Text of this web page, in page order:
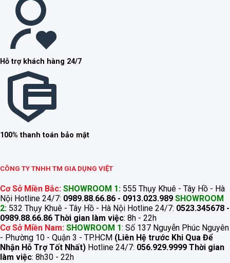
Hỗ trợ khách hàng 24/7
100% thanh toán bảo mật
CÔNG TY TNHH TM GIA DỤNG VIỆT
Cơ Sở Miền Bắc: SHOWROOM 1: 555 Thụy Khuê - Tây Hồ - Hà
Nội Hotline 24/7: 0989.88.66.86 - 0913.023.989 SHOWROOM
2: 532 Thụy Khuê - Tây Hồ - Hà Nội Hotline 24/7: 0523.345678 -
0989.88.66.86 Thời gian làm việc: 8h - 22h
Cơ Sở Miền Nam: SHOWROOM 1: Số 137 Nguyễn Phúc Nguyên
- Phường 10 - Quận 3 - TP.HCM (Liên Hệ trước Khi Qua Để
Nhận Hỗ Trợ Tốt Nhất) Hotline 24/7: 056.929.9999 Thời gian
làm việc: 8h30 - 22h